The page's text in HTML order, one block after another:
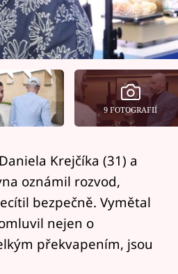
9 FOTOGRAFIÍ
Krejčíka (31) a
oznámil rozvod,
bezpečně. Vymětal
nejen o
překvapením, jsou